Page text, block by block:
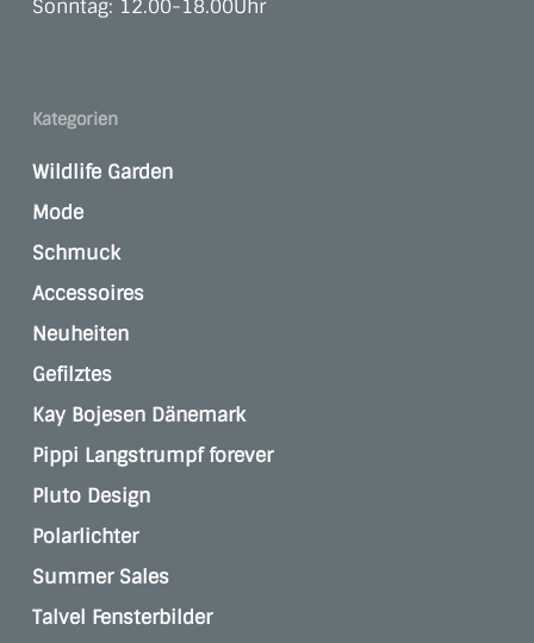
Sonntag: 12.00-18.00Uhr
Kategorien
Wildlife Garden
Mode
Schmuck
Accessoires
Neuheiten
Gefilztes
Kay Bojesen Dänemark
Pippi Langstrumpf forever
Pluto Design
Polarlichter
Summer Sales
Talvel Fensterbilder